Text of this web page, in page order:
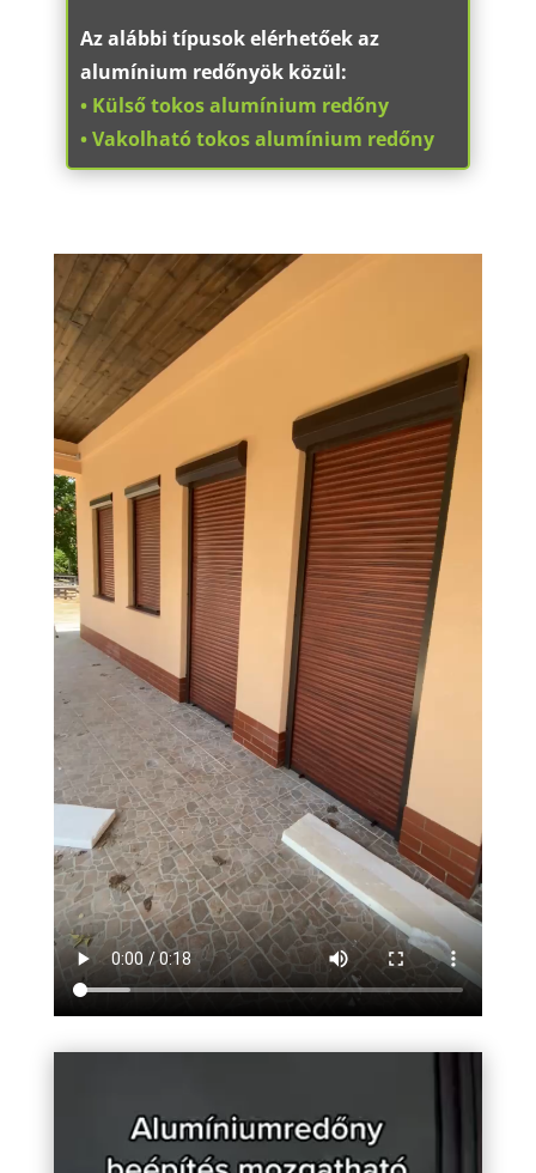
Az alábbi típusok elérhetőek az
alumínium redőnyök közül:
• Külső tokos alumínium redőny
• Vakolható tokos alumínium redőny